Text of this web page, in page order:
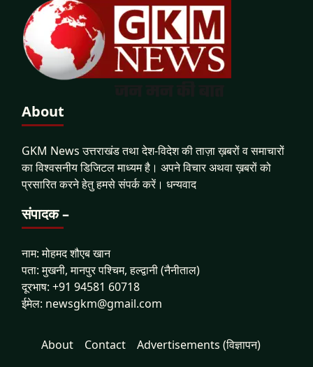
About
GKM News उत्तराखंड तथा देश-विदेश की ताज़ा ख़बरों व समाचारों
का विश्वसनीय डिजिटल माध्यम है। अपने विचार अथवा ख़बरों को
प्रसारित करने हेतु हमसे संपर्क करें। धन्यवाद
संपादक –
नाम: मोहमद शौएब खान
पता: मुखनी, मानपुर पश्चिम, हल्द्वानी (नैनीताल)
दूरभाष: +91 94581 60718
ईमेल: newsgkm@gmail.com
About Contact Advertisements (विज्ञापन)